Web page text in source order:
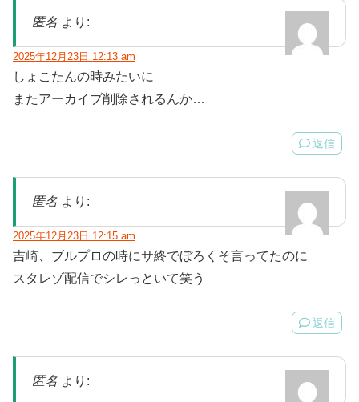
匿名 より:
2025年12月23日 12:13 am
しょこたんの時みたいに
またアーカイブ削除されるんか…
返信
匿名 より:
2025年12月23日 12:15 am
吉崎、ブルプロの時にサ終でぼろくそ言ってたのに
スタレゾ配信でシレっといて笑う
返信
匿名 より: